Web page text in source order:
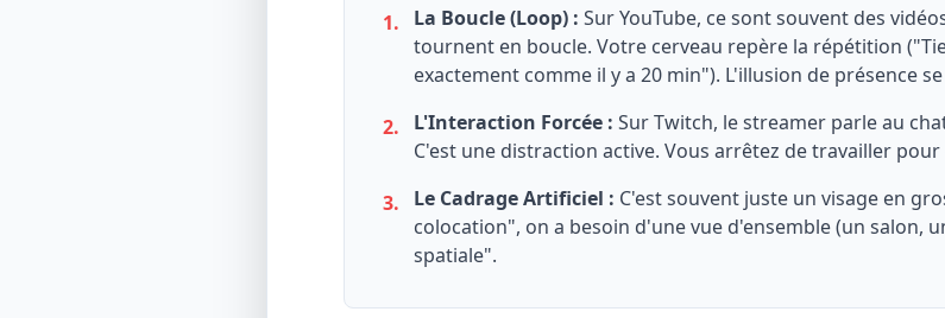
1. La Boucle (Loop) : Sur YouTube, ce sont souvent des
tournent en boucle. Votre cerveau repère la répétition
exactement comme il y a 20 min"). L'illusion de présence
2.
L'Interaction Forcée : Sur Twitch, le streamer parle au
C'est une distraction active. Vous arrêtez de travailler pour
3.
Le Cadrage Artificiel : C'est souvent juste un visage en
colocation", on a besoin d'une vue d'ensemble (un salon,
spatiale".